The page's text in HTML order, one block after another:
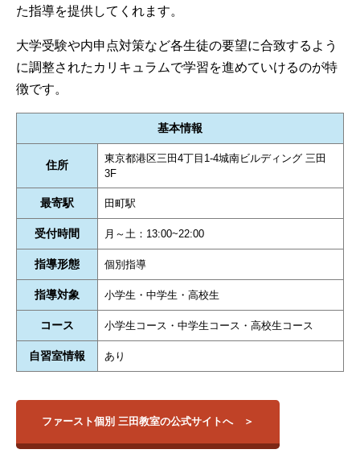
た指導を提供してくれます。
大学受験や内申点対策など各生徒の要望に合致するよう
に調整されたカリキュラムで学習を進めていけるのが特
徴です。
基本情報
住所
東京都港区三田4丁目1-4城南ビルディング 三田
3F
最寄駅 田町駅
受付時間 月～土：13:00~22:00
指導形態 個別指導
指導対象 小学生・中学生・高校生
コース 小学生コース・中学生コース・高校生コース
自習室情報 あり
ファースト個別 三田教室の公式サイトへ